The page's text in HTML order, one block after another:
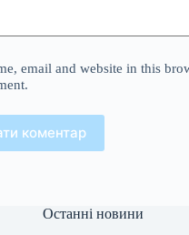
email and website in this
коментар
Останні новини